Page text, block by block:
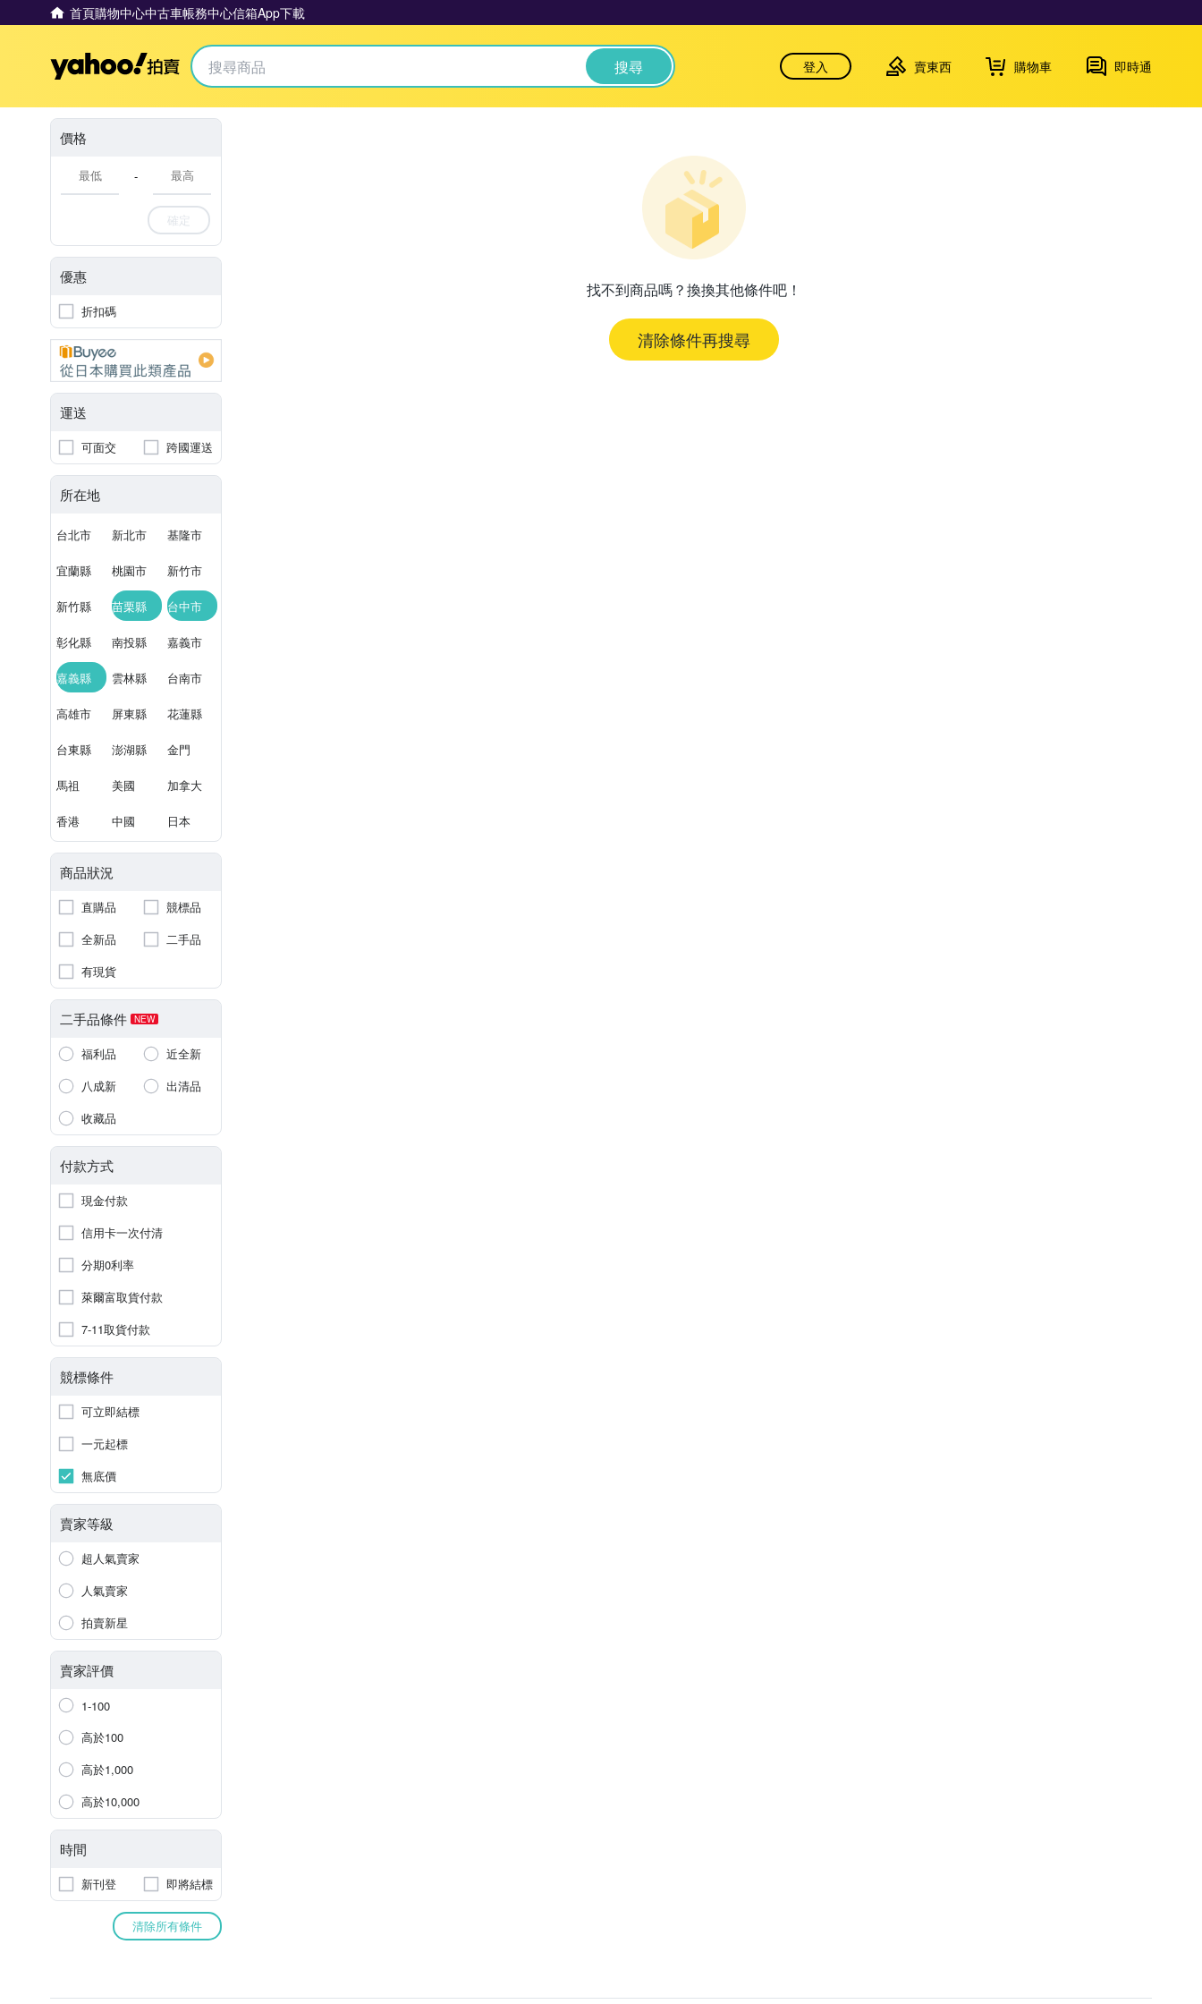
首頁購物中心中古車帳務中心信箱App下載
Yahoo拍賣 搜尋 登入 賣東西 購物車 即時通
價格
-
確定
優惠
折扣碼
運送
可面交 跨國運送
所在地
台北市 新北市 基隆市
宜蘭縣 桃園市 新竹市
新竹縣 苗栗縣 台中市
彰化縣 南投縣 嘉義市
嘉義縣 雲林縣 台南市
高雄市 屏東縣 花蓮縣
台東縣 澎湖縣 金門
馬祖 美國 加拿大
香港 中國 日本
商品狀況
直購品
競標品
全新品
二手品
有現貨
二手品條件 NEW
福利品
近全新
八成新
出清品
收藏品
付款方式
現金付款
信用卡一次付清
分期0利率
萊爾富取貨付款
7-11取貨付款
競標條件
可立即結標
一元起標
無底價
賣家等級
超人氣賣家
人氣賣家
拍賣新星
賣家評價
1-100
高於100
高於1,000
高於10,000
時間
新刊登 即將結標
清除所有條件
找不到商品嗎？換換其他條件吧！
清除條件再搜尋